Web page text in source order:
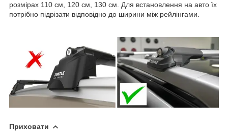
розмірах 110 см, 120 см, 130 см. Для встановлення на авто їх
потрібно підрізати відповідно до ширини між рейлінгами.
Приховати